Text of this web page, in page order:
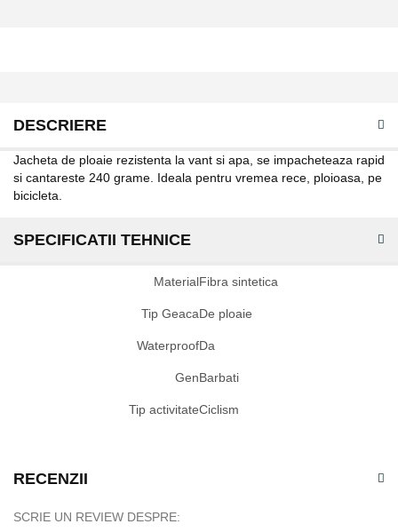
DESCRIERE
Jacheta de ploaie rezistenta la vant si apa, se impacheteaza rapid
si cantareste 240 grame. Ideala pentru vremea rece, ploioasa, pe
bicicleta.
SPECIFICATII TEHNICE
MaterialFibra sintetica
Tip GeacaDe ploaie
WaterproofDa
GenBarbati
Tip activitateCiclism
RECENZII
SCRIE UN REVIEW DESPRE: